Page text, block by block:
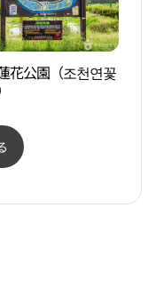
花公園（조천연꽃